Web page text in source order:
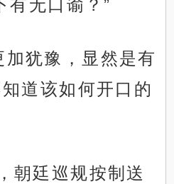
有无口谕？”
犹豫，显然是有
道该如何开口的
朝廷巡规按制送